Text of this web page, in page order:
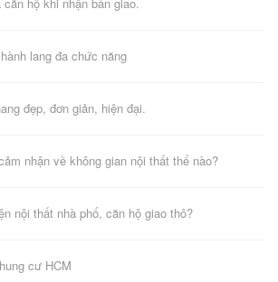
lang đa chức năng
đẹp, đơn giản, hiện đại.
nhận về không gian nội thất thế nào?
nội thất nhà phố, căn hộ giao thô?
cư HCM